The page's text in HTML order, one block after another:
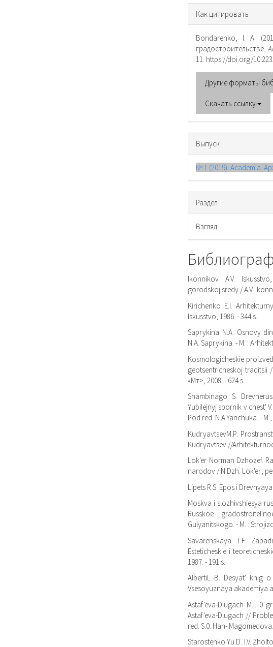
Информация
о статье
Как цитировать
Bondarenko, I. A.
градостроительстве.
11. https://doi.org/
Другие форматы
Скачать ссылку
Выпуск
№ 1 (2019): Academia.
Раздел
Взгляд
Ikonnikov A.V.
gorodskoj sredy / A.V.
Kirichenko E.I.
Iskusstvo, 1986. - 344 s.
Saprykina N.A. Osnovy
N.A. Saprykina. - M. :
Kosmologicheskie
geotsentricheskoj traditsii
«Мт>, 2008. - 624 s.
Shambinago S.
Yubilejnyj sbornik v chest'
Pod red. N.A.Yanchuka. - M.,
KudryavtsevM.P.
Kudryavtsev //
Lok'er Norman Dzhozef.
narodov / N.Dzh. Lok'er;
Lipets R.S. Epos i
Moskva i slozhivshiesya
Russkoe
Gulyanitskogo. - M. :
Savarenskaya T.F.
Esteticheskie i
1987. - 191 s.
AlbertiL.-B. Desyat' knig
Vsesoyuznaya akademiya
Astaf'eva-Dlugach M.I. 0
Astaf'eva-Dlugach //
red. S.0. Han- Magomedova.
Starostenko Yu.D. I.V.